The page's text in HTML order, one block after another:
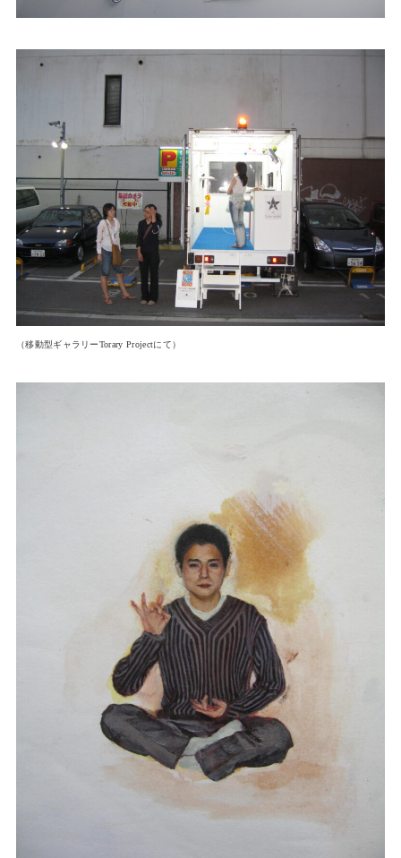
（移動型ギャラリーTorary Projectにて）